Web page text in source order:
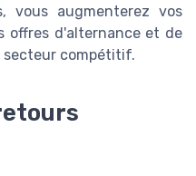
vous augmenterez vos
offres d'alternance et de
secteur compétitif.